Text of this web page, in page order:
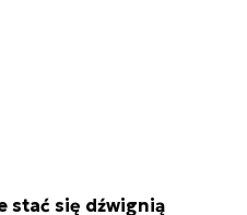
stać się dźwignią